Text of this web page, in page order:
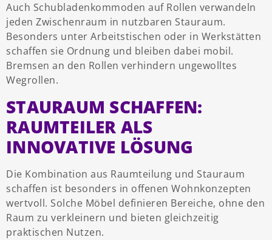
Auch Schubladenkommoden auf Rollen verwandeln
jeden Zwischenraum in nutzbaren Stauraum.
Besonders unter Arbeitstischen oder in Werkstätten
schaffen sie Ordnung und bleiben dabei mobil.
Bremsen an den Rollen verhindern ungewolltes
Wegrollen.
STAURAUM SCHAFFEN:
RAUMTEILER ALS
INNOVATIVE LÖSUNG
Die Kombination aus Raumteilung und Stauraum
schaffen ist besonders in offenen Wohnkonzepten
wertvoll. Solche Möbel definieren Bereiche, ohne den
Raum zu verkleinern und bieten gleichzeitig
praktischen Nutzen.